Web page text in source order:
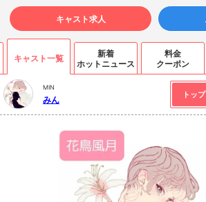
キャスト求人
キャスト一覧
新着
ホットニュース
料金
クーポン
MIN
みん トップ